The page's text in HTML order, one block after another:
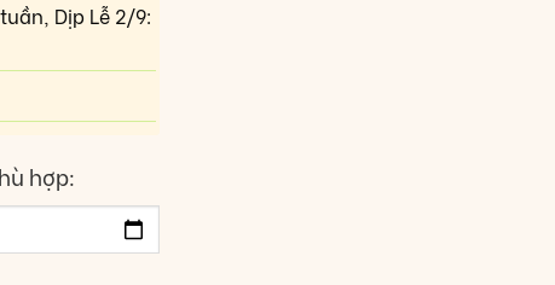
Dịp Lễ 2/9:
hợp: